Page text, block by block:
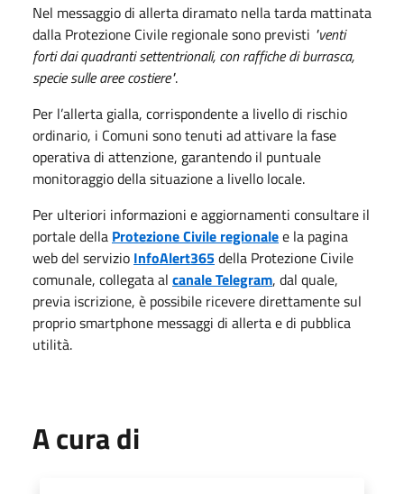
Nel messaggio di allerta diramato nella tarda mattinata
dalla Protezione Civile regionale sono previsti "venti
forti dai quadranti settentrionali, con raffiche di burrasca,
specie sulle aree costiere".
Per l’allerta gialla, corrispondente a livello di rischio
ordinario, i Comuni sono tenuti ad attivare la fase
operativa di attenzione, garantendo il puntuale
monitoraggio della situazione a livello locale.
Per ulteriori informazioni e aggiornamenti consultare il
portale della Protezione Civile regionalee la pagina
web del servizio InfoAlert365della Protezione Civile
comunale, collegata al canale Telegram, dal quale,
previa iscrizione, è possibile ricevere direttamente sul
proprio smartphone messaggi di allerta e di pubblica
utilità.
A cura di